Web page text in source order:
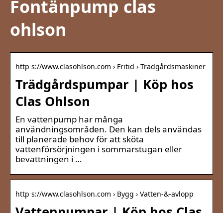
Fontänpump clas
ohlson
http s://www.clasohlson.com › Fritid › Trädgårdsmaskiner
Trädgårdspumpar | Köp hos
Clas Ohlson
En vattenpump har många
användningsområden. Den kan dels användas
till planerade behov för att sköta
vattenförsörjningen i sommarstugan eller
bevattningen i …
http s://www.clasohlson.com › Bygg › Vatten-&-avlopp